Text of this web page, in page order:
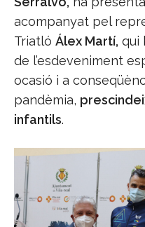
acompanyat pel
Triatló Álex Martí, qui
de l’esdeveniment
ocasió i a
pandèmia,
infantils.